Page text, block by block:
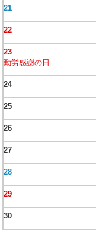
21
22
23
勤労感謝の日
24
25
26
27
28
29
30